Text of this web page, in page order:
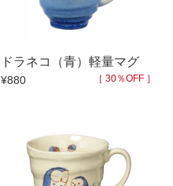
ドラネコ（青）軽量マグ
¥880 ［ 30％OFF ］